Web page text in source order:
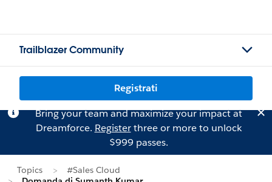
Trailblazer Community
Registrati
Bring your team and maximize your impact at
Dreamforce. Registerthree or more to unlock
$999 passes.
Topics
#Sales Cloud